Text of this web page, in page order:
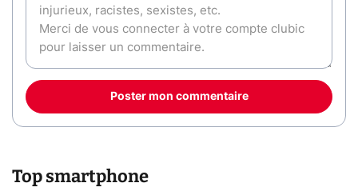
Poster mon commentaire
Top smartphone